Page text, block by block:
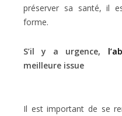
préserver sa santé, il
forme.
S’il y a urgence,
meilleure issue
Il est important de se